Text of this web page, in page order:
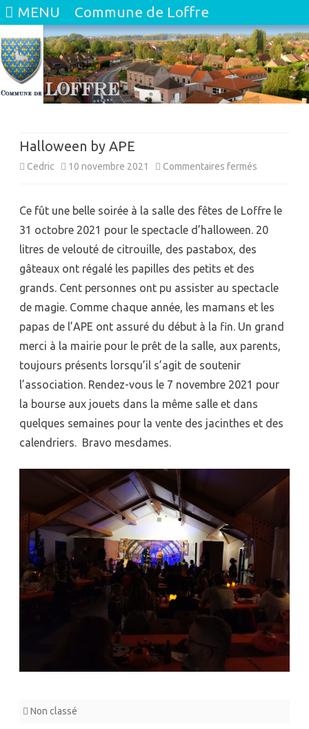
MENU Commune de Loffre
Halloween by APE
Cedric 10 novembre 2021 Commentaires fermés
by
Ce fût une belle soirée à la salle des fêtes de Loffre le
31 octobre 2021 pour le spectacle d’halloween. 20
litres de velouté de citrouille, des pastabox, des
gâteaux ont régalé les papilles des petits et des
grands. Cent personnes ont pu assister au spectacle
de magie. Comme chaque année, les mamans et les
papas de l’APE ont assuré du début à la fin. Un grand
merci à la mairie pour le prêt de la salle, aux parents,
toujours présents lorsqu’il s’agit de soutenir
l’association. Rendez-vous le 7 novembre 2021 pour
la bourse aux jouets dans la même salle et dans
quelques semaines pour la vente des jacinthes et des
calendriers. Bravo mesdames.
Non classé